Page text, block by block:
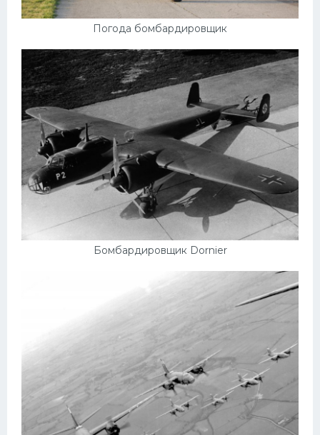
Погода бомбардировщик
Бомбардировщик Dornier